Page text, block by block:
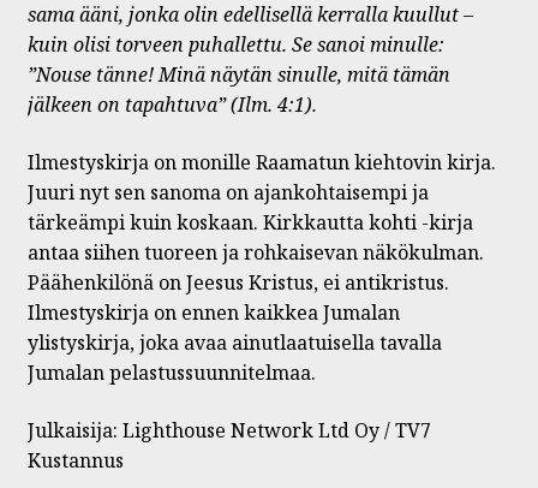
sama ääni, jonka olin edellisellä kerralla kuullut –
kuin olisi torveen puhallettu. Se sanoi minulle:
”Nouse tänne! Minä näytän sinulle, mitä tämän
jälkeen on tapahtuva” (Ilm. 4:1).
Ilmestyskirja on monille Raamatun kiehtovin kirja.
Juuri nyt sen sanoma on ajankohtaisempi ja
tärkeämpi kuin koskaan. Kirkkautta kohti -kirja
antaa siihen tuoreen ja rohkaisevan näkökulman.
Päähenkilönä on Jeesus Kristus, ei antikristus.
Ilmestyskirja on ennen kaikkea Jumalan
ylistyskirja, joka avaa ainutlaatuisella tavalla
Jumalan pelastussuunnitelmaa.
Julkaisija: Lighthouse Network Ltd Oy / TV7
Kustannus